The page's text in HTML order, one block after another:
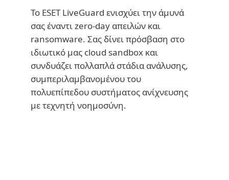
Το ESET LiveGuard ενισχύει την άμυνά
σας έναντι zero-day απειλών και
ransomware. Σας δίνει πρόσβαση στο
ιδιωτικό μας cloud sandbox και
συνδυάζει πολλαπλά στάδια ανάλυσης,
συμπεριλαμβανομένου του
πολυεπίπεδου συστήματος ανίχνευσης
με τεχνητή νοημοσύνη.